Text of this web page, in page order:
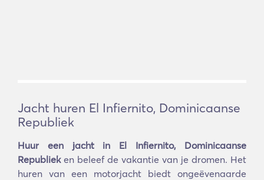
Jacht huren El Infiernito, Dominicaanse
Republiek
Huur een jacht in El Infiernito, Dominicaanse
Republieken beleef de vakantie van je dromen. Het
huren van een motorjacht biedt ongeëvenaarde